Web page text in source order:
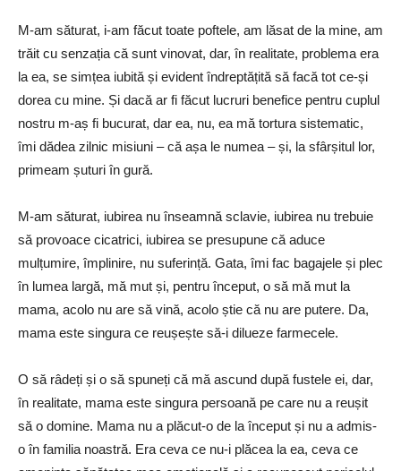
M-am săturat, i-am făcut toate poftele, am lăsat de la mine, am
trăit cu senzația că sunt vinovat, dar, în realitate, problema era
la ea, se simțea iubită și evident îndreptățită să facă tot ce-și
dorea cu mine. Și dacă ar fi făcut lucruri benefice pentru cuplul
nostru m-aș fi bucurat, dar ea, nu, ea mă tortura sistematic,
îmi dădea zilnic misiuni – că așa le numea – și, la sfârșitul lor,
primeam șuturi în gură.
M-am săturat, iubirea nu înseamnă sclavie, iubirea nu trebuie
să provoace cicatrici, iubirea se presupune că aduce
mulțumire, împlinire, nu suferință. Gata, îmi fac bagajele și plec
în lumea largă, mă mut și, pentru început, o să mă mut la
mama, acolo nu are să vină, acolo știe că nu are putere. Da,
mama este singura ce reușește să-i dilueze farmecele.
O să râdeți și o să spuneți că mă ascund după fustele ei, dar,
în realitate, mama este singura persoană pe care nu a reușit
să o domine. Mama nu a plăcut-o de la început și nu a admis-
o în familia noastră. Era ceva ce nu-i plăcea la ea, ceva ce